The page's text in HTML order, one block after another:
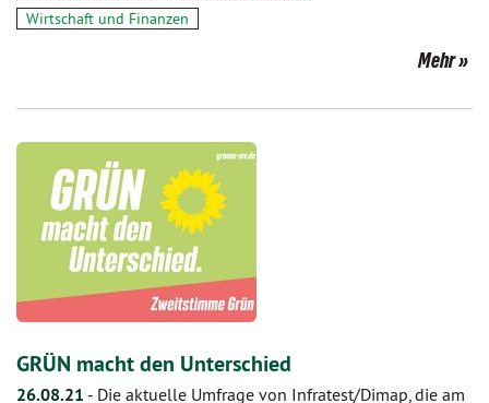
Wirtschaft und Finanzen
Mehr
GRÜN macht den Unterschied
26.08.21 - Die aktuelle Umfrage von Infratest/Dimap, die am